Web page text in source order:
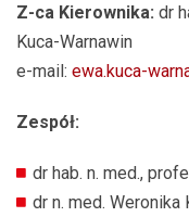
Z-ca Kierownika: dr
Kuca-Warnawin
e-mail: ewa.kuca-
Zespół:
dr hab. n. med.,
dr n. med. Weronika